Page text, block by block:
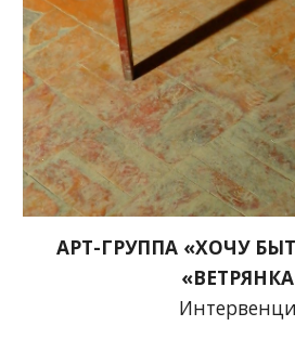
АРТ-ГРУППА «ХОЧУ